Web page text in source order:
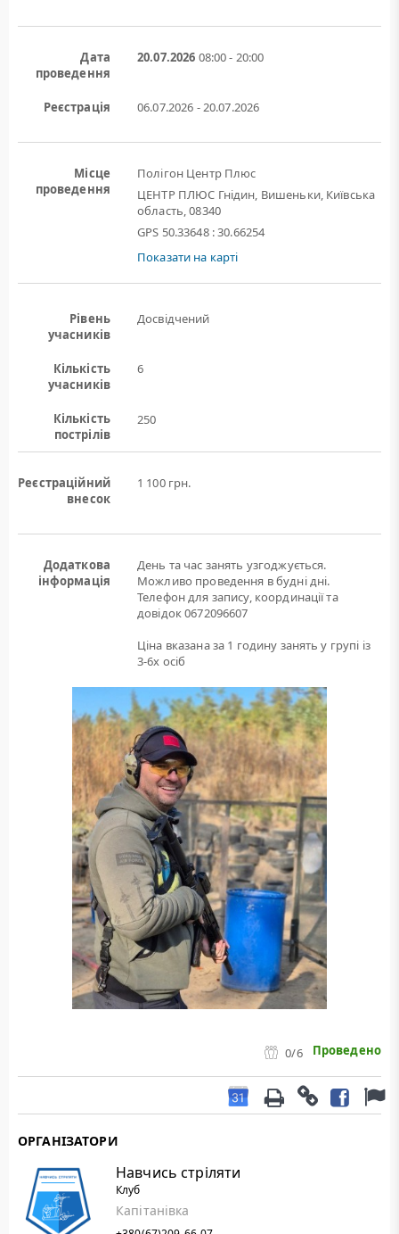
Дата
проведення
20.07.2026 08:00 - 20:00
Реєстрація 06.07.2026 - 20.07.2026
Місце
проведення
Полігон Центр Плюс
ЦЕНТР ПЛЮС Гнідин, Вишеньки, Київська
область, 08340
GPS 50.33648 : 30.66254
Показати на карті
Рівень
учасників
Досвідчений
Кількість
учасників
6
Кількість
пострілів
250
Реєстраційний
внесок
1 100 грн.
Додаткова
інформація
День та час занять узгоджується.
Можливо проведення в будні дні.
Телефон для запису, координації та
довідок 0672096607
Ціна вказана за 1 годину занять у групі із
3-6х осіб
0/6 Проведено
ОРГАНІЗАТОРИ
Навчись стріляти
Клуб
Капітанівка